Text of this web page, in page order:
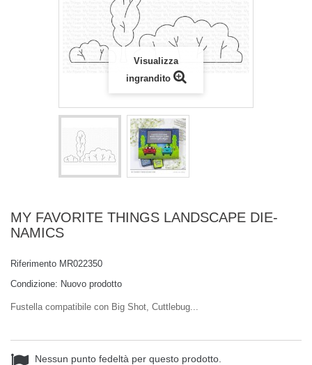
Visualizza
ingrandito
MY FAVORITE THINGS LANDSCAPE DIE-
NAMICS
Riferimento MR022350
Condizione: Nuovo prodotto
Fustella compatibile con Big Shot, Cuttlebug...
Nessun punto fedeltà per questo prodotto.